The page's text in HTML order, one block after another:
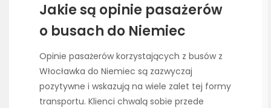
Jakie są opinie pasażerów
o busach do Niemiec
Opinie pasażerów korzystających z busów z
Włocławka do Niemiec są zazwyczaj
pozytywne i wskazują na wiele zalet tej formy
transportu. Klienci chwalą sobie przede